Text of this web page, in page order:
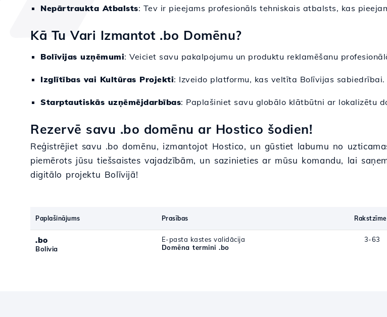
Nepārtraukta Atbalsts: Tev ir pieejams profesionāls tehniskais atbalsts, kas
Kā Tu Vari Izmantot .bo Domēnu?
Bolīvijas uzņēmumi: Veiciet savu pakalpojumu un produktu reklamēšanu
Izglītības vai Kultūras Projekti: Izveido platformu, kas veltīta Bolīvijas sabiedrībai.
Starptautiskās uzņēmējdarbības: Paplašiniet savu globālo klātbūtni ar lokalizētu
Rezervē savu .bo domēnu ar Hostico šodien!
Reģistrējiet savu .bo domēnu, izmantojot Hostico, un gūstiet labumu no
piemērots jūsu tiešsaistes vajadzībām, un sazinieties ar mūsu komandu, lai
digitālo projektu Bolīvijā!
Paplašinājums Prasības
.bo
Bolivia
E-pasta kastes validācija
Domēna termini .bo
3-63